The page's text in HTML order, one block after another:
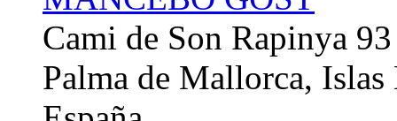
Cami de Son Rapinya 93
Palma de Mallorca, Islas